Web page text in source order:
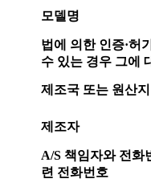
모델명
법에 의한 인증·허
수 있는 경우 그에
제조국 또는 원산지
제조자
A/S 책임자와 전화
련 전화번호